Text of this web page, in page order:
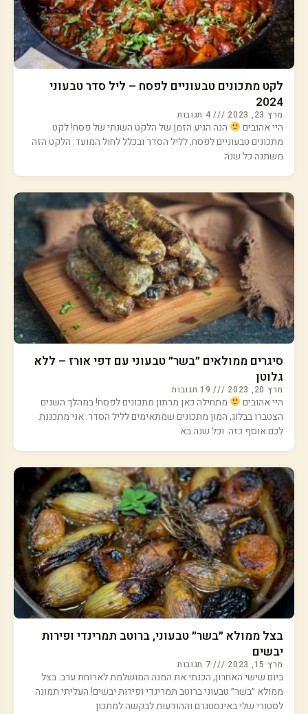
לקט מתכונים טבעוניים לפסח – ליל סדר טבעוני
2024
מרץ 23, 2023 4 תגובות
היי אהובים
הנה הגיע הזמן של הלקט השנתי של פסח! לקט
מתכונים טבעוניים לפסח, לליל הסדר ובכלל לחול המועד. הלקט הזה
משתנה כל שנה
סיגרים ממולאים ״בשר״ טבעוני עם דפי אורז – ללא
גלוטן
מרץ 20, 2023 19 תגובות
היי אהובים
מתחילה כאן מרתון מתכונים לפסח! במהלך השנים
הצטברו בבלוג, המון מתכונים שמתאימים לליל הסדר. אני מתכננת
לכם אוסף כזה. וכל שנה בא
בצל ממולא ״בשר״ טבעוני, ברוטב תמרינדי ופירות
יבשים
מרץ 15, 2023 7 תגובות
ביום שישי האחרון, הכנתי את המנה המושלמת לארוחת ערב. בצל
ממולא ״בשר״ טבעוני ברוטב תמרינדי ופירות יבשים! העליתי תמונה
לסטורי שלי באינסטגרם וההודעות לבקשה למתכון